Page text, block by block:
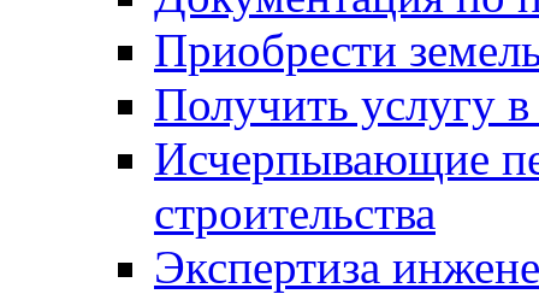
Приобрести
Получить услугу в
Исчерпывающие
строительства
Экспертиза